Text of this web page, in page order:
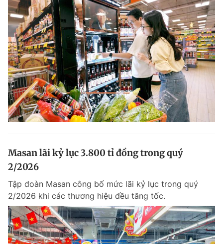
Masan lãi kỷ lục 3.800 tỉ đồng trong quý
2/2026
Tập đoàn Masan công bố mức lãi kỷ lục trong quý
2/2026 khi các thương hiệu đều tăng tốc.